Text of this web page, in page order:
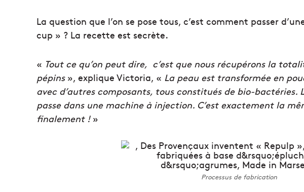
La question que l’on se pose tous, c’est comment passer
cup » ? La recette est secrète.
« Tout ce qu’on peut dire, c’est que nous récupérons la
pépins», explique Victoria, « La peau est transformée en
avec d’autres composants, tous constitués de bio-
passe dans une machine à injection. C’est exactement la
finalement !»
Processus de fabrication